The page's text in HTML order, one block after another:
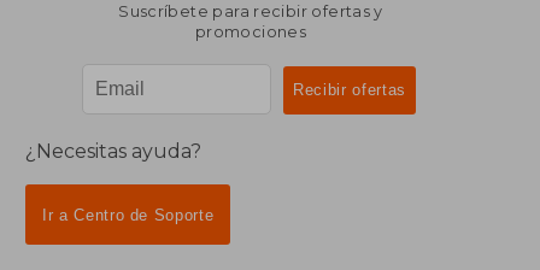
Suscríbete para recibir ofertas y
promociones
¿Necesitas ayuda?
Ir a Centro de Soporte